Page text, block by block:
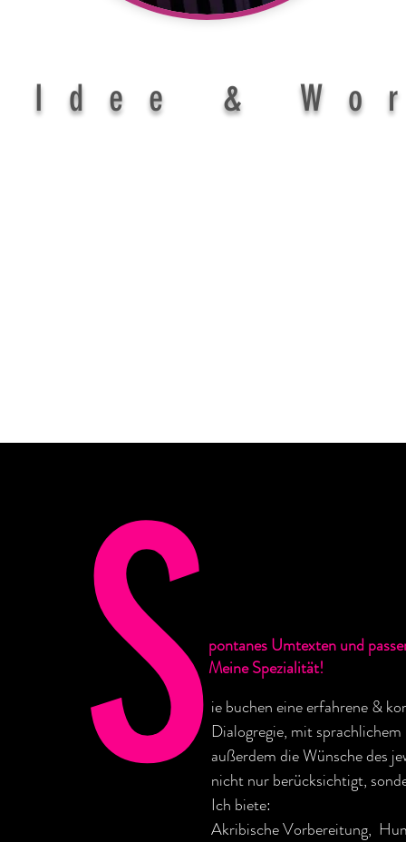
Idee &
Spontanes Umtexten und
Meine Spezialität!
ie buchen eine erfahrene &
Dialogregie, mit
außerdem die Wünsche des
nicht nur berücksichtigt,
Ich biete:
Akribische Vorbereitung,